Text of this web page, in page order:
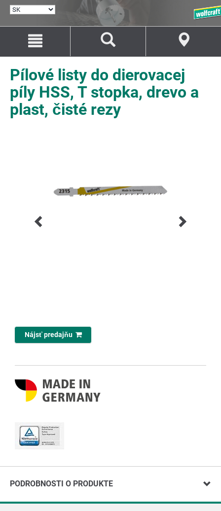
Obsah
Navigáciu
Pílové listy do dierovacej
píly HSS, T stopka, drevo a
plast, čisté rezy
Nájsť predajňu
PODROBNOSTI O PRODUKTE